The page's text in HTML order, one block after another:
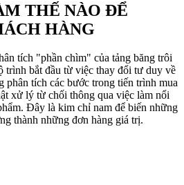
THẾ NÀO ĐỂ
HÀNG
tích "phần chìm" của tảng băng trôi
trình bắt đầu từ việc thay đổi tư duy về
phân tích các bước trong tiến trình mua
xử lý từ chối thông qua việc làm nổi
Đây là kim chỉ nam để biến những
thành những đơn hàng giá trị.